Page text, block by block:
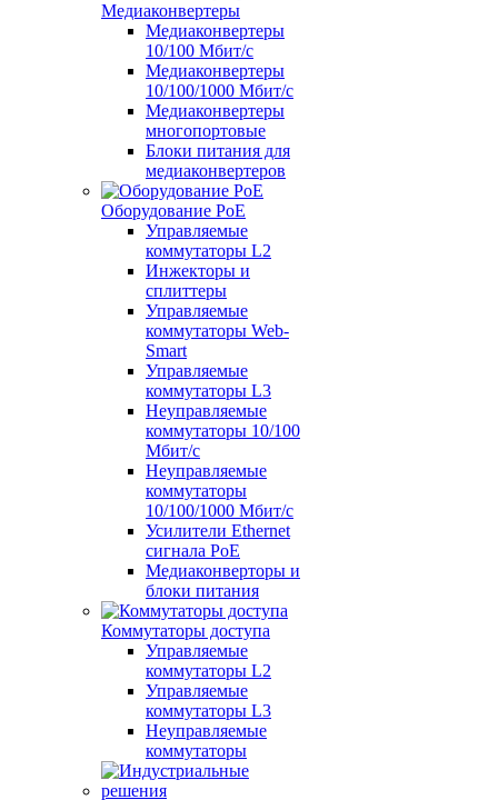
Медиаконвертеры
Медиаконвертеры
10/100 Мбит/с
Медиаконвертеры
10/100/1000 Мбит/c
Медиаконвертеры
многопортовые
Блоки питания для
медиаконвертеров
Оборудование PoE
Управляемые
коммутаторы L2
Инжекторы и
сплиттеры
Управляемые
коммутаторы Web-
Smart
Управляемые
коммутаторы L3
Неуправляемые
коммутаторы 10/100
Мбит/с
Неуправляемые
коммутаторы
10/100/1000 Мбит/с
Усилители Ethernet
сигнала PoE
Медиаконверторы и
блоки питания
Коммутаторы доступа
Управляемые
коммутаторы L2
Управляемые
коммутаторы L3
Неуправляемые
коммутаторы